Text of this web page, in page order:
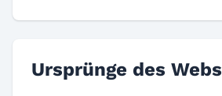
Ursprünge des Webs